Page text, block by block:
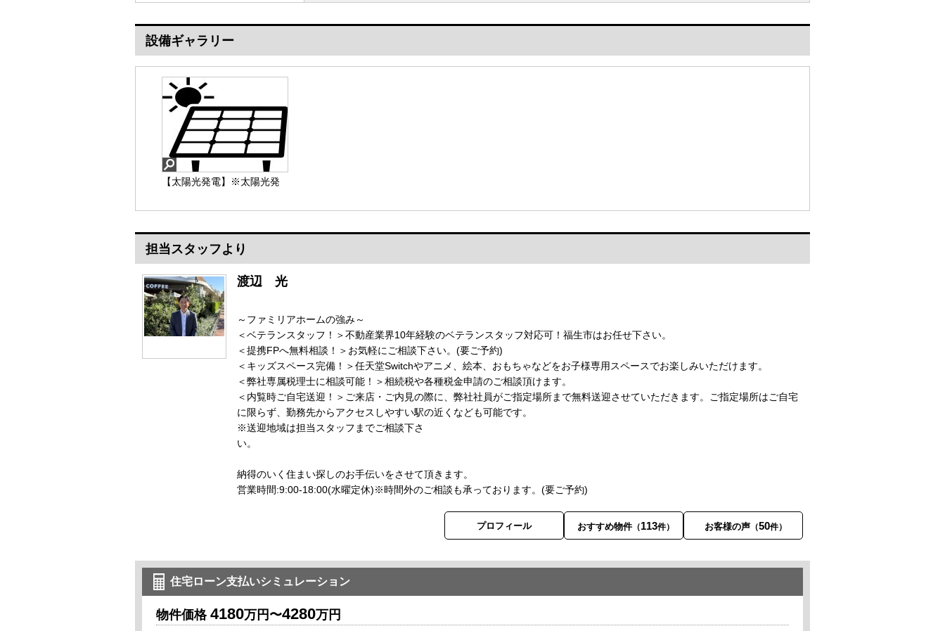
設備ギャラリー
【太陽光発電】
【太陽光発電】※太陽光発
ございましたら、お気軽に
担当スタッフより
渡辺 光
～ファミリアホームの強み～
＜ベテランスタッフ！＞不動産業界10年経験のベテランスタッフ対応可！福生市はお任せ下さい。
＜提携FPへ無料相談！＞お気軽にご相談下さい。(要ご予約)
＜キッズスペース完備！＞任天堂Switchやアニメ、絵本、おもちゃなどをお子様専用スペースでお楽しみいただけます。
＜弊社専属税理士に相談可能！＞相続税や各種税金申請のご相談頂けます。
＜内覧時ご自宅送迎！＞ご来店・ご内見の際に、弊社社員がご指定場所まで無料送迎させていただきます。ご指定場所はご自宅
に限らず、勤務先からアクセスしやすい駅の近くなども可能です。
※送迎地域は担当スタッフまでご相談下さ
い。
納得のいく住まい探しのお手伝いをさせて頂きます。
営業時間:9:00-18:00(水曜定休)※時間外のご相談も承っております。(要ご予約)
プロフィール おすすめ物件 （113件） お客様の声（50件）
住宅ローン支払いシミュレーション
物件価格 4180万円〜4280万円